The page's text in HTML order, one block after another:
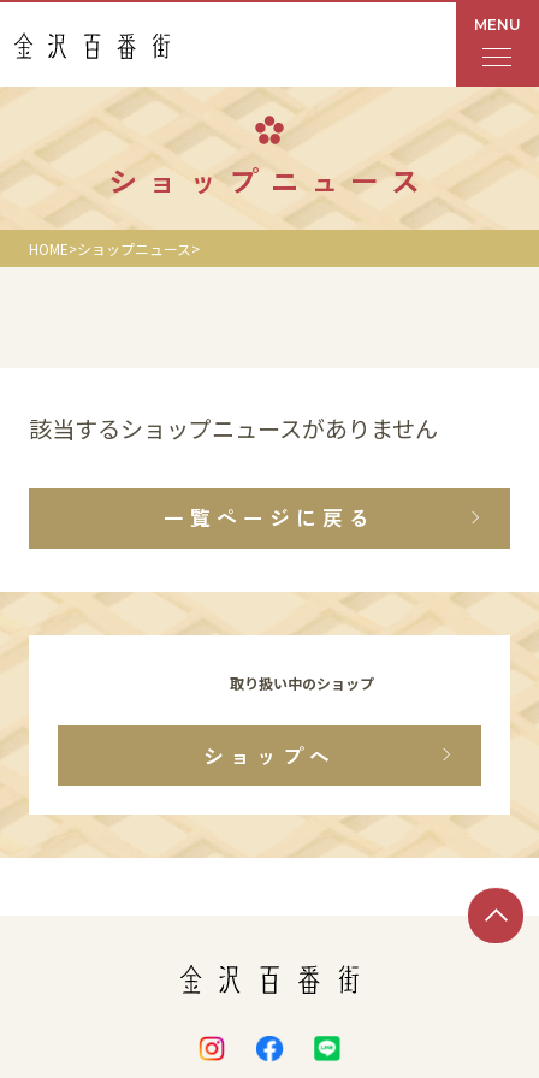
MENU
フロアガイド
あんと
Rinto
ショップニュース
イベント
館内サービス
施設からのお知らせ
スタッフ募集
ショップニュース
HOME ショップニュース
該当するショップニュースがありません
一覧ページに戻る
取り扱い中のショップ
ショップへ